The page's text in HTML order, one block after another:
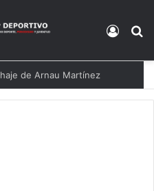
de Arnau Martínez